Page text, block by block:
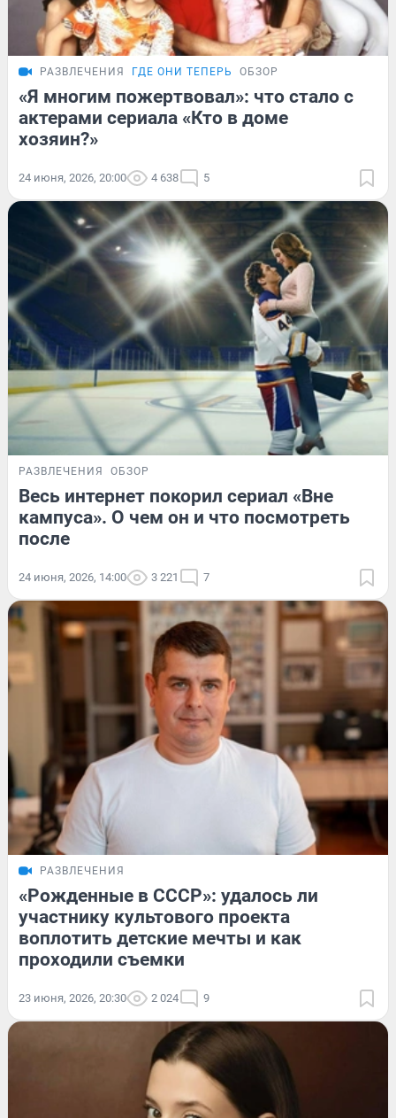
РАЗВЛЕЧЕНИЯ ГДЕ ОНИ ТЕПЕРЬ ОБЗОР
«Я многим пожертвовал»: что стало с
актерами сериала «Кто в доме
хозяин?»
24 июня, 2026, 20:00 4 638 5
РАЗВЛЕЧЕНИЯ ОБЗОР
Весь интернет покорил сериал «Вне
кампуса». О чем он и что посмотреть
после
24 июня, 2026, 14:00 3 221 7
РАЗВЛЕЧЕНИЯ
«Рожденные в СССР»: удалось ли
участнику культового проекта
воплотить детские мечты и как
проходили съемки
23 июня, 2026, 20:30 2 024 9